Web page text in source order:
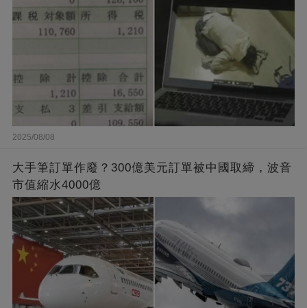
2025/08/08
大手筆訂單作廢？300億美元訂單被中國取締，波音
市值縮水4000億